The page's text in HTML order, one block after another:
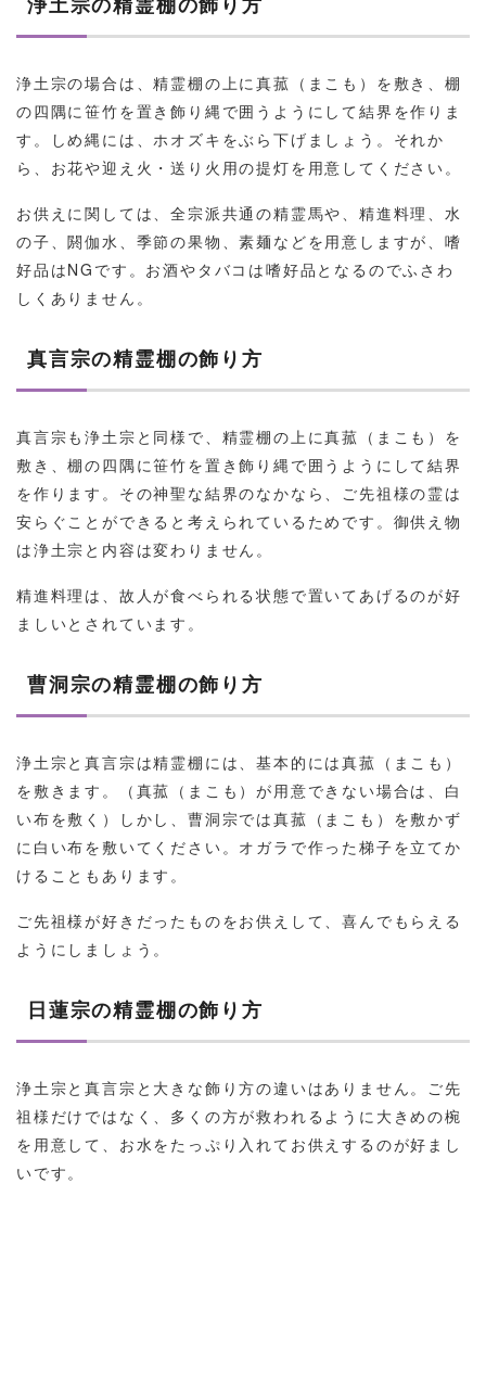
浄土宗の精霊棚の飾り方
浄土宗の場合は、精霊棚の上に真菰（まこも）を敷き、棚
の四隅に笹竹を置き飾り縄で囲うようにして結界を作りま
す。しめ縄には、ホオズキをぶら下げましょう。それか
ら、お花や迎え火・送り火用の提灯を用意してください。
お供えに関しては、全宗派共通の精霊馬や、精進料理、水
の子、閼伽水、季節の果物、素麺などを用意しますが、嗜
好品はNGです。お酒やタバコは嗜好品となるのでふさわ
しくありません。
真言宗の精霊棚の飾り方
真言宗も浄土宗と同様で、精霊棚の上に真菰（まこも）を
敷き、棚の四隅に笹竹を置き飾り縄で囲うようにして結界
を作ります。その神聖な結界のなかなら、ご先祖様の霊は
安らぐことができると考えられているためです。御供え物
は浄土宗と内容は変わりません。
精進料理は、故人が食べられる状態で置いてあげるのが好
ましいとされています。
曹洞宗の精霊棚の飾り方
浄土宗と真言宗は精霊棚には、基本的には真菰（まこも）
を敷きます。（真菰（まこも）が用意できない場合は、白
い布を敷く）しかし、曹洞宗では真菰（まこも）を敷かず
に白い布を敷いてください。オガラで作った梯子を立てか
けることもあります。
ご先祖様が好きだったものをお供えして、喜んでもらえる
ようにしましょう。
日蓮宗の精霊棚の飾り方
浄土宗と真言宗と大きな飾り方の違いはありません。ご先
祖様だけではなく、多くの方が救われるように大きめの椀
を用意して、お水をたっぷり入れてお供えするのが好まし
いです。